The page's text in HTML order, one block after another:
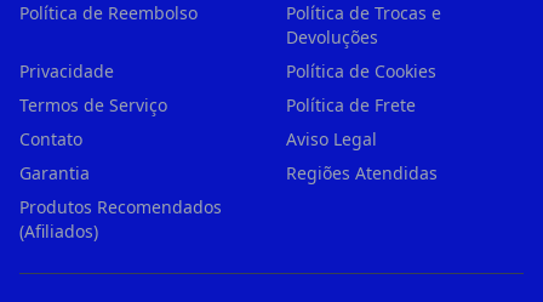
Política de Reembolso
Política de Trocas e
Devoluções
Privacidade
Política de Cookies
Termos de Serviço
Política de Frete
Contato
Aviso Legal
Garantia
Regiões Atendidas
Produtos Recomendados
(Afiliados)